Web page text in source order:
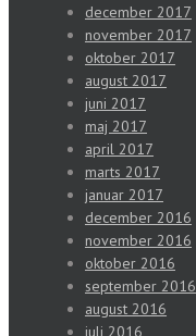
december 2017
november 2017
oktober 2017
august 2017
juni 2017
maj 2017
april 2017
marts 2017
januar 2017
december 2016
november 2016
oktober 2016
september 2016
august 2016
juli 2016